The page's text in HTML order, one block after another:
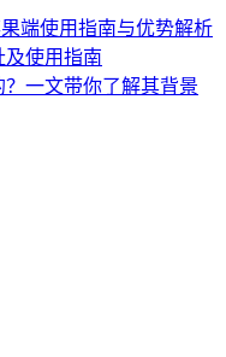
果端使用指南与优势解析
及使用指南
？一文带你了解其背景